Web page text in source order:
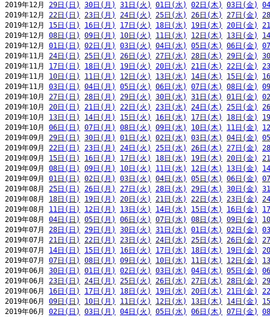
2019年12月 29日(日) 30日(月) 31日(火) 01日(水) 02日(木) 03日(金)
2019年12月 22日(日) 23日(月) 24日(火) 25日(水) 26日(木) 27日(金)
2019年12月 15日(日) 16日(月) 17日(火) 18日(水) 19日(木) 20日(金)
2019年12月 08日(日) 09日(月) 10日(火) 11日(水) 12日(木) 13日(金)
2019年12月 01日(日) 02日(月) 03日(火) 04日(水) 05日(木) 06日(金)
2019年11月 24日(日) 25日(月) 26日(火) 27日(水) 28日(木) 29日(金)
2019年11月 17日(日) 18日(月) 19日(火) 20日(水) 21日(木) 22日(金)
2019年11月 10日(日) 11日(月) 12日(火) 13日(水) 14日(木) 15日(金)
2019年11月 03日(日) 04日(月) 05日(火) 06日(水) 07日(木) 08日(金)
2019年10月 27日(日) 28日(月) 29日(火) 30日(水) 31日(木) 01日(金)
2019年10月 20日(日) 21日(月) 22日(火) 23日(水) 24日(木) 25日(金)
2019年10月 13日(日) 14日(月) 15日(火) 16日(水) 17日(木) 18日(金)
2019年10月 06日(日) 07日(月) 08日(火) 09日(水) 10日(木) 11日(金)
2019年09月 29日(日) 30日(月) 01日(火) 02日(水) 03日(木) 04日(金)
2019年09月 22日(日) 23日(月) 24日(火) 25日(水) 26日(木) 27日(金)
2019年09月 15日(日) 16日(月) 17日(火) 18日(水) 19日(木) 20日(金)
2019年09月 08日(日) 09日(月) 10日(火) 11日(水) 12日(木) 13日(金)
2019年09月 01日(日) 02日(月) 03日(火) 04日(水) 05日(木) 06日(金)
2019年08月 25日(日) 26日(月) 27日(火) 28日(水) 29日(木) 30日(金)
2019年08月 18日(日) 19日(月) 20日(火) 21日(水) 22日(木) 23日(金)
2019年08月 11日(日) 12日(月) 13日(火) 14日(水) 15日(木) 16日(金)
2019年08月 04日(日) 05日(月) 06日(火) 07日(水) 08日(木) 09日(金)
2019年07月 28日(日) 29日(月) 30日(火) 31日(水) 01日(木) 02日(金)
2019年07月 21日(日) 22日(月) 23日(火) 24日(水) 25日(木) 26日(金)
2019年07月 14日(日) 15日(月) 16日(火) 17日(水) 18日(木) 19日(金)
2019年07月 07日(日) 08日(月) 09日(火) 10日(水) 11日(木) 12日(金)
2019年06月 30日(日) 01日(月) 02日(火) 03日(水) 04日(木) 05日(金)
2019年06月 23日(日) 24日(月) 25日(火) 26日(水) 27日(木) 28日(金)
2019年06月 16日(日) 17日(月) 18日(火) 19日(水) 20日(木) 21日(金)
2019年06月 09日(日) 10日(月) 11日(火) 12日(水) 13日(木) 14日(金)
2019年06月 02日(日) 03日(月) 04日(火) 05日(水) 06日(木) 07日(金)